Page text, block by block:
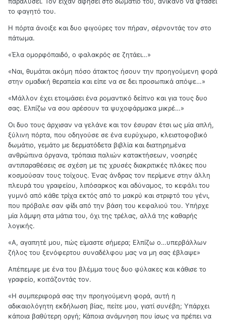
το φαγητό του.
Η πόρτα άνοιξε και δυο φιγούρες τον πήραν, σέρνοντάς τον στο
πάτωμα.
«Έλα ομορφόπαιδό, ο φαλακρός σε ζητάει…»
«Ναι, θυμάται ακόμη πόσο άτακτος ήσουν την προηγούμενη φορά
στην ομαδική θεραπεία και είπε να σε δει προσωπικά απόψε…»
«Μάλλον έχει ετοιμάσει ένα ρομαντικό δείπνο και για τους δυο
σας. Ελπίζω να σου αρέσουν τα ψυχοφάρμακα μικρέ…»
Οι δυο τους άρχισαν να γελάνε και τον έσυραν έτσι ως μία απλή,
ξύλινη πόρτα, που οδηγούσε σε ένα ευρύχωρο, κλειστοφοβικό
δωμάτιο, γεμάτο με δερματόδετα βιβλία και διατηρημένα
ανθρώπινα όργανα, τρόπαια παλιών κατακτήσεων, νοσηρές
αντιπαραθέσεις σε σχέση με τις χρυσές διακριτικές πλάκες που
κοσμούσαν τους τοίχους. Ένας άνδρας τον περίμενε στην άλλη
πλευρά του γραφείου, λιπόσαρκος και αδύναμος, το κεφάλι του
γυμνό από κάθε τρίχα εκτός από το μακρύ και στριφτό του γένι,
που πρόβαλε σαν φίδι από την βάση του κεφαλιού του. Υπήρχε
μία λάμψη στα μάτια του, όχι της τρέλας, αλλά της καθαρής
λογικής.
«Α, αγαπητέ μου, πώς είμαστε σήμερα; Ελπίζω ο…υπερβάλλων
ζήλος του ξενόφερτου συναδέλφου μας να μη σας έβλαψε»
Απέπεμψε με ένα του βλέμμα τους δυο φύλακες και κάθισε το
γραφείο, κοιτάζοντάς τον.
«Η συμπεριφορά σας την προηγούμενη φορά, αυτή η
αδικαιολόγητη εκδήλωση βίας, πείτε μου, γιατί συνέβη; Υπάρχει
κάποια βαθύτερη οργή; Κάποια ανάμνηση που ίσως να πρέπει να